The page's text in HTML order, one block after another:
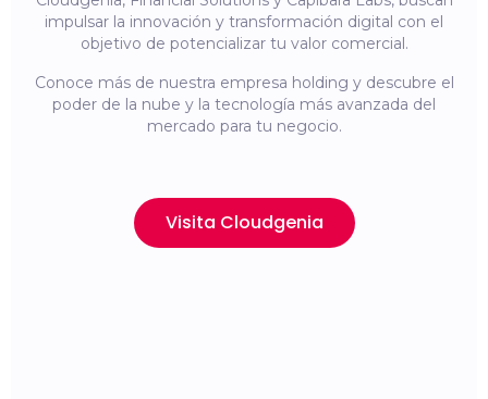
impulsar la innovación y transformación digital con el
objetivo de potencializar tu valor comercial.
Conoce más de nuestra empresa holding y descubre el
poder de la nube y la tecnología más avanzada del
mercado para tu negocio.
Visita Cloudgenia